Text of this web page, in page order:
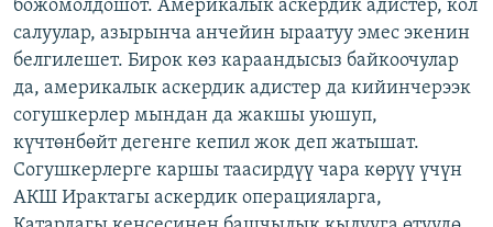
божомолдошот. Америкалык аскердик адистер, кол
салуулар, азырынча анчейин ыраатуу эмес экенин
белгилешет. Бирок көз караандысыз байкоочулар
да, америкалык аскердик адистер да кийинчерээк
согушкерлер мындан да жакшы уюшуп,
күчтөнбөйт дегенге кепил жок деп жатышат.
Согушкерлерге каршы таасирдүү чара көрүү үчүн
АКШ Ирактагы аскердик операцияларга,